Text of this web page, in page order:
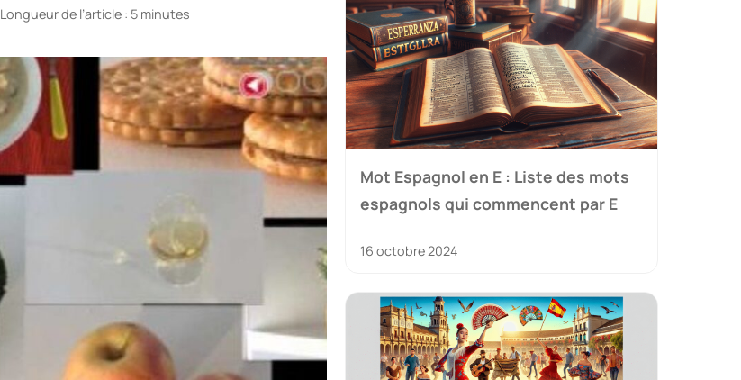
Longueur de l’article : 5 minutes
Mot Espagnol en E : Liste des mots
espagnols qui commencent par E
16 octobre 2024